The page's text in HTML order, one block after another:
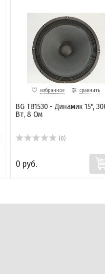
избранное сравнить
BG TB1530 - Динамик 15",
Вт, 8 Ом
(0)
0 руб.